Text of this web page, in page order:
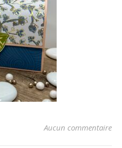
Aucun commentaire